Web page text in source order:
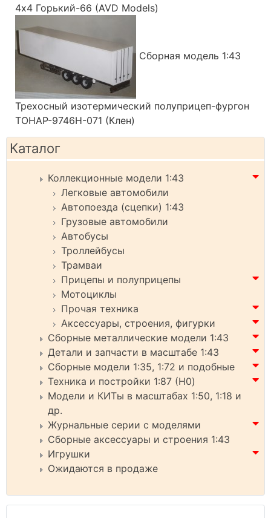
4х4 Горький-66 (AVD Models)
Сборная модель 1:43
Трехосный изотермический полуприцеп-фургон
ТОНАР-9746Н-071 (Клен)
Каталог
Коллекционные модели 1:43
Легковые автомобили
Автопоезда (сцепки) 1:43
Грузовые автомобили
Автобусы
Троллейбусы
Трамваи
Прицепы и полуприцепы
Мотоциклы
Прочая техника
Аксессуары, строения, фигурки
Сборные металлические модели 1:43
Детали и запчасти в масштабе 1:43
Сборные модели 1:35, 1:72 и подобные
Техника и постройки 1:87 (H0)
Модели и КИТы в масштабах 1:50, 1:18 и
др.
Журнальные серии с моделями
Сборные аксессуары и строения 1:43
Игрушки
Ожидаются в продаже